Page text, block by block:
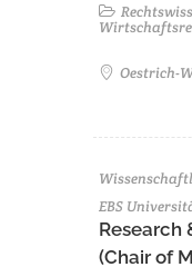
Oestrich-
EBS
Research
(Chair of